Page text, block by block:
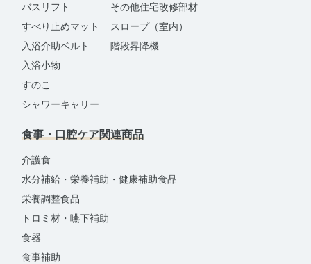
バスリフト
すべり止めマット
入浴介助ベルト
入浴小物
すのこ
シャワーキャリー
その他住宅改修部材
スロープ（室内）
階段昇降機
食事・口腔ケア関連商品
介護食
水分補給・栄養補助・健康補助食品
栄養調整食品
トロミ材・嚥下補助
食器
食事補助